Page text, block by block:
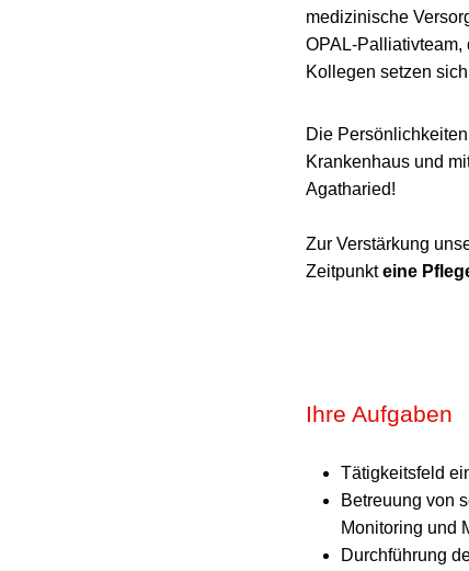
medizinische
OPAL-Palliativteam,
Kollegen setzen
Die
Krankenhaus und
Agatharied!
Zur Verstärkung
Zeitpunkteine
Ihre Aufgaben
Tätigkeitsfeld
Betreuung von
Monitoring und
Durchführung